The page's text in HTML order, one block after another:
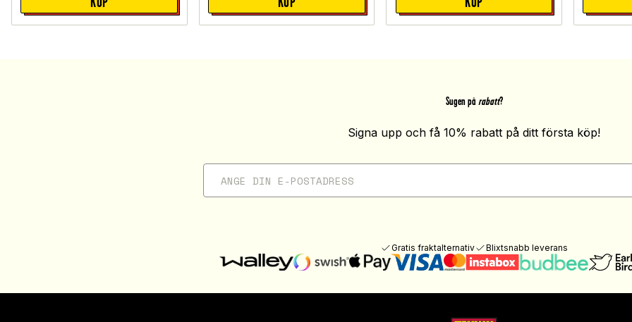
Sugen på rabatt?
Signa upp och få 10% rabatt på ditt första köp!
Gratis fraktalternativ Blixtsnabb leverans